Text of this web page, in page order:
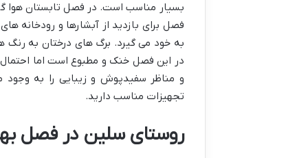
بسیار مناسب است. در فصل تابستان هوا
فصل برای بازدید از آبشارها و
به خود می گیرد. برگ های درختان به رنگ
در این فصل خنک و مطبوع است اما
و مناظر سفیدپوش و زیبایی را به
تجهیزات مناسب دارید.
روستای سلین در فصل